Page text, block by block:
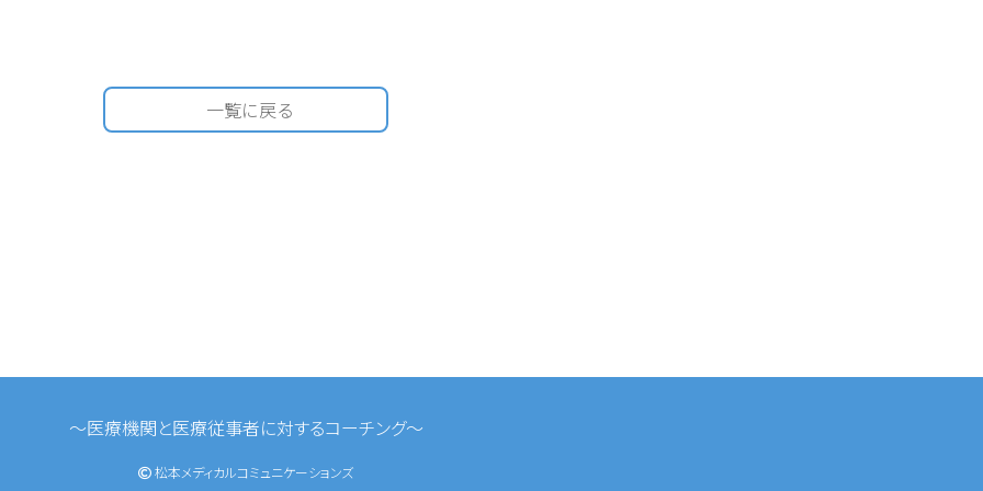
一覧に戻る
〜医療機関と医療従事者に対するコーチング〜
松本メディカルコミュニケーションズ